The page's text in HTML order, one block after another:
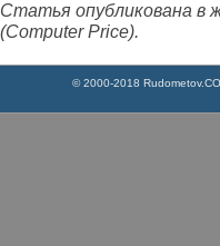
Статья опубликована в
(Computer Price).
© 2000-2018